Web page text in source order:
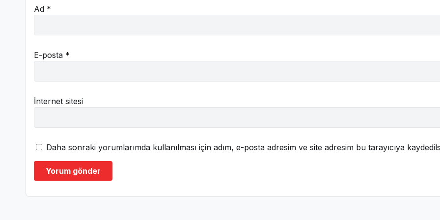
Ad *
E-posta *
İnternet sitesi
Daha sonraki yorumlarımda kullanılması için adım, e-posta adresim ve site adresim bu tarayıcıya